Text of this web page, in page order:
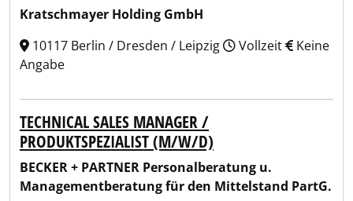
Kratschmayer Holding GmbH
10117 Berlin / Dresden / Leipzig
Vollzeit
Keine
Angabe
TECHNICAL SALES MANAGER /
PRODUKTSPEZIALIST (M/W/D)
BECKER + PARTNER Personalberatung u.
Managementberatung für den Mittelstand PartG.